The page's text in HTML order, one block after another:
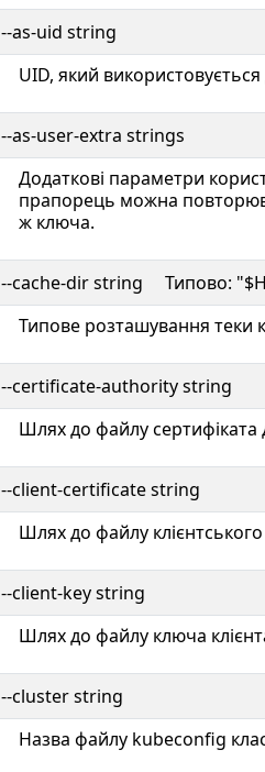
--as-uid string
UID, який використовується
--as-user-extra strings
Додаткові параметри
прапорець можна
ж ключа.
--cache-dir string Типово:
Типове розташування теки
--certificate-authority string
Шлях до файлу сертифіката
--client-certificate string
Шлях до файлу клієнтського
--client-key string
Шлях до файлу ключа
--cluster string
Назва файлу kubeconfig